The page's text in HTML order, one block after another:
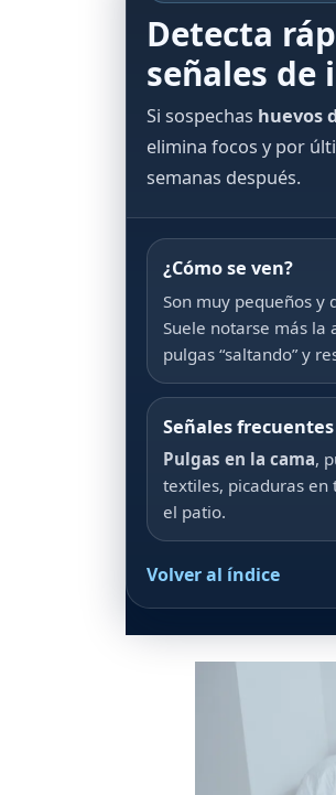
Detecta
señales de
Si sospechas huevos
elimina focos y por
semanas después.
¿Cómo se ven?
Son muy pequeños y
Suele notarse más la
pulgas “saltando” y
Señales frecuentes
Pulgas en la cama,
textiles, picaduras en
el patio.
Volver al índice